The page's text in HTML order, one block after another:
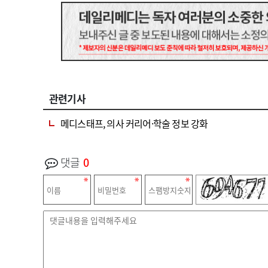
관련기사
메디스태프, 의사 커리어·학술 정보 강화
댓글 0